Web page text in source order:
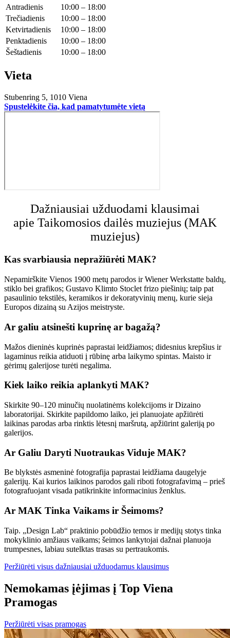
Antradienis
10:00 – 18:00
Trečiadienis
10:00 – 18:00
Ketvirtadienis
10:00 – 18:00
Penktadienis
10:00 – 18:00
Šeštadienis
10:00 – 18:00
Vieta
Stubenring 5, 1010 Viena
Spustelėkite čia, kad pamatytumėte vietą
Dažniausiai užduodami klausimai
apie Taikomosios dailės muziejus (MAK
muziejus)
Kas svarbiausia nepražiūrėti MAK?
Nepamirškite Vienos 1900 metų parodos ir Wiener Werkstatte baldų,
stiklo bei grafikos; Gustavo Klimto Stoclet frizo piešinių; taip pat
pasaulinio tekstilės, keramikos ir dekoratyvinių menų, kurie sieja
Europos dizainą su Azijos meistryste.
Ar galiu atsinešti kuprinę ar bagažą?
Mažos dieninės kuprinės paprastai leidžiamos; didesnius krepšius ir
lagaminus reikia atiduoti į rūbinę arba laikymo spintas. Maisto ir
gėrimų galerijose turėti negalima.
Kiek laiko reikia aplankyti MAK?
Skirkite 90–120 minučių nuolatinėms kolekcijoms ir Dizaino
laboratorijai. Skirkite papildomo laiko, jei planuojate apžiūrėti
laikinas parodas arba rinktis lėtesnį maršrutą, apžiūrint galeriją po
galerijos.
Ar Galiu Daryti Nuotraukas Viduje MAK?
Be blykstės asmeninė fotografija paprastai leidžiama daugelyje
galerijų. Kai kurios laikinos parodos gali riboti fotografavimą – prieš
fotografuojant visada patikrinkite informacinius ženklus.
Ar MAK Tinka Vaikams ir Šeimoms?
Taip. „Design Lab“ praktinio pobūdžio temos ir medijų stotys tinka
mokyklinio amžiaus vaikams; šeimos lankytojai dažnai planuoja
trumpesnes, labiau sutelktas trasas su pertraukomis.
Peržiūrėti visus dažniausiai užduodamus klausimus
Nemokamas įėjimas į Top Viena
Pramogas
Peržiūrėti visas pramogas